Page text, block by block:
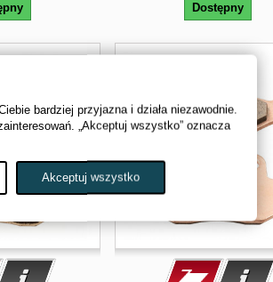
Dostępny
bardziej przyjazna i działa niezawodnie.
„Akceptuj wszystko” oznacza
Akceptuj wszystko